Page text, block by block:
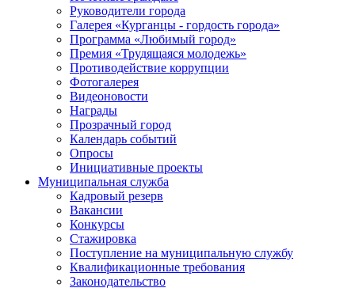
Руководители города
Галерея «Курганцы - гордость города»
Программа «Любимый город»
Премия «Трудящаяся молодежь»
Противодействие коррупции
Фотогалерея
Видеоновости
Награды
Прозрачный город
Календарь событий
Опросы
Инициативные проекты
Муниципальная служба
Кадровый резерв
Вакансии
Конкурсы
Стажировка
Поступление на муниципальную службу
Квалификационные требования
Законодательство